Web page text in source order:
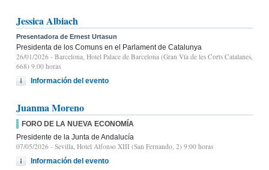
Jessica Albiach
Presentadora de Ernest Urtasun
Presidenta de los Comuns en el Parlament de Catalunya
26/01/2026 - Barcelona, Hotel Palace de Barcelona (Gran Vía de les Corts Catalanes,
668) 9.00 horas
Información del evento
Juanma Moreno
FORO DE LA NUEVA ECONOMÍA
Presidente de la Junta de Andalucía
07/05/2026 - Sevilla, Hotel Alfonso XIII (San Fernando, 2) 9:00 horas
Información del evento